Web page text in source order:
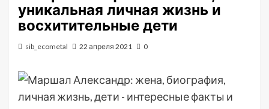
уникальная личная жизнь и
восхитительные дети
sib_ecometal 22 апреля 2021 0